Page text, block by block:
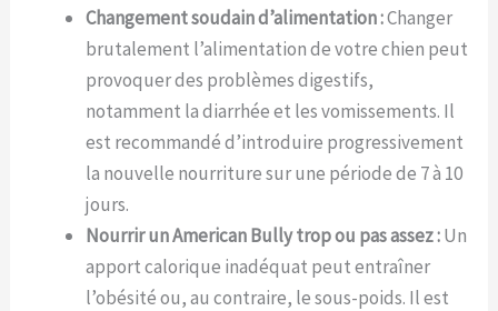
Changement soudain d’alimentation :Changer
brutalement l’alimentation de votre chien peut
provoquer des problèmes digestifs,
notamment la diarrhée et les vomissements. Il
est recommandé d’introduire progressivement
la nouvelle nourriture sur une période de 7 à 10
jours.
Nourrir un American Bully trop ou pas assez :Un
apport calorique inadéquat peut entraîner
l’obésité ou, au contraire, le sous-poids. Il est